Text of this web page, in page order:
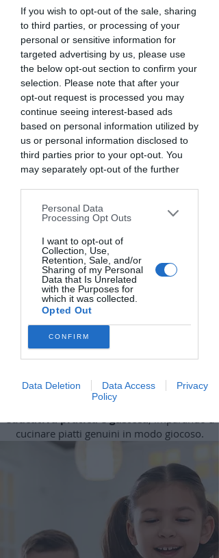
If you wish to opt-out of the sale, sharing
to third parties, or processing of your
personal or sensitive information for
targeted advertising by us, please use
the below opt-out section to confirm your
selection. Please note that after your
opt-out request is processed you may
continue seeing interest-based ads
based on personal information utilized by
us or personal information disclosed to
third parties prior to your opt-out. You
may separately opt-out of the further
downstream participants. This
information may also be disclosed by us
to third parties on theIAB’s List of
Downstream Participantsthat may
further disclose it to other third parties.
Personal Data
Processing Opt Outs
I want to opt-out of
Collection, Use,
Retention, Sale, and/or
Sharing of my Personal
Data that Is Unrelated
with the Purposes for
which it was collected.
Opted Out
CONFIRM
Data Deletion Data Access
Privacy
Policy
il sorrisoe la fantasiaper ricette che
avrannoil profumo della felicità
🎉
Coinvolgi i bambini in un'
educativa pratica e gustosa, imparando a
cucinare piatti genuini in modo giocoso.